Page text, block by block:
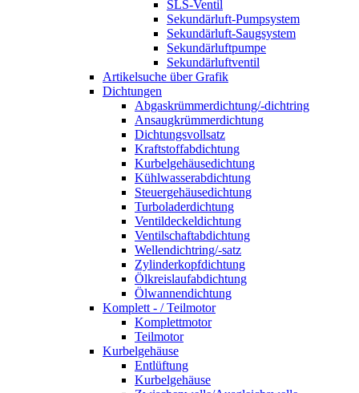
SLS-Ventil
Sekundärluft-Pumpsystem
Sekundärluft-Saugsystem
Sekundärluftpumpe
Sekundärluftventil
Artikelsuche über Grafik
Dichtungen
Abgaskrümmerdichtung/-dichtring
Ansaugkrümmerdichtung
Dichtungsvollsatz
Kraftstoffabdichtung
Kurbelgehäusedichtung
Kühlwasserabdichtung
Steuergehäusedichtung
Turboladerdichtung
Ventildeckeldichtung
Ventilschaftabdichtung
Wellendichtring/-satz
Zylinderkopfdichtung
Ölkreislaufabdichtung
Ölwannendichtung
Komplett - / Teilmotor
Komplettmotor
Teilmotor
Kurbelgehäuse
Entlüftung
Kurbelgehäuse